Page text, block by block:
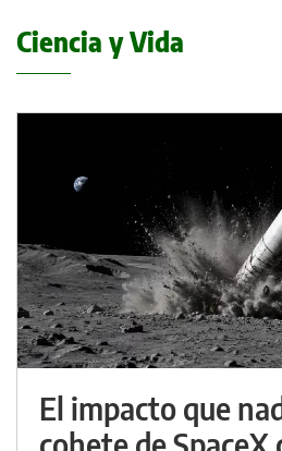
Ciencia y Vida
El impacto que